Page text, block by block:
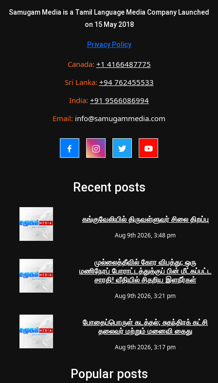
Samugam Media is a Tamil Language Media Company Launched
on 15 May 2018
Privacy Policy
Canada: +1 4166487775
Sri Lanka: +94 762455533
India: +91 9566086994
Email: info@samugammedia.com
Recent posts
கங்குவேலியில் திருவள்ளுவர் சிலை திறப்பு
Aug 9th 2026, 3:48 pm
முல்லைத்தீவில் கோர விபத்து; ஒரு
மணிநேரப் போராட்டத்துக்குப் பின் மீட்கப்பட்ட
சாரதி! வீதியில் சிதறிய இளநீர்கள்
Aug 9th 2026, 3:21 pm
போதைப்பொருள் கடத்தல்; சுதந்திரக் கட்சி
தலைவர் மற்றும் மனைவி கைது
Aug 9th 2026, 3:17 pm
Popular posts